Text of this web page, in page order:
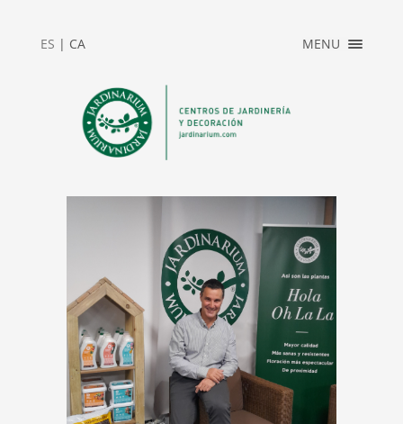
ES | CA MENU ×
JARDINARIUM
NEWS
CONTACTO
2025_REBAJAS